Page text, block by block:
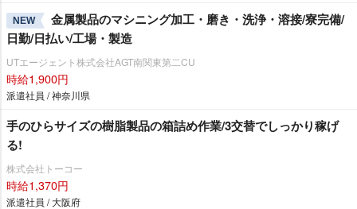
NEW
金属製品のマシニング加工・磨き・洗浄・溶接/寮完備/
日勤/日払い/工場・製造
UTエージェント株式会社AGT南関東第二CU
時給1,900円
派遣社員 / 神奈川県
手のひらサイズの樹脂製品の箱詰め作業/3交替でしっかり稼げ
る!
株式会社トーコー
時給1,370円
派遣社員 / 大阪府